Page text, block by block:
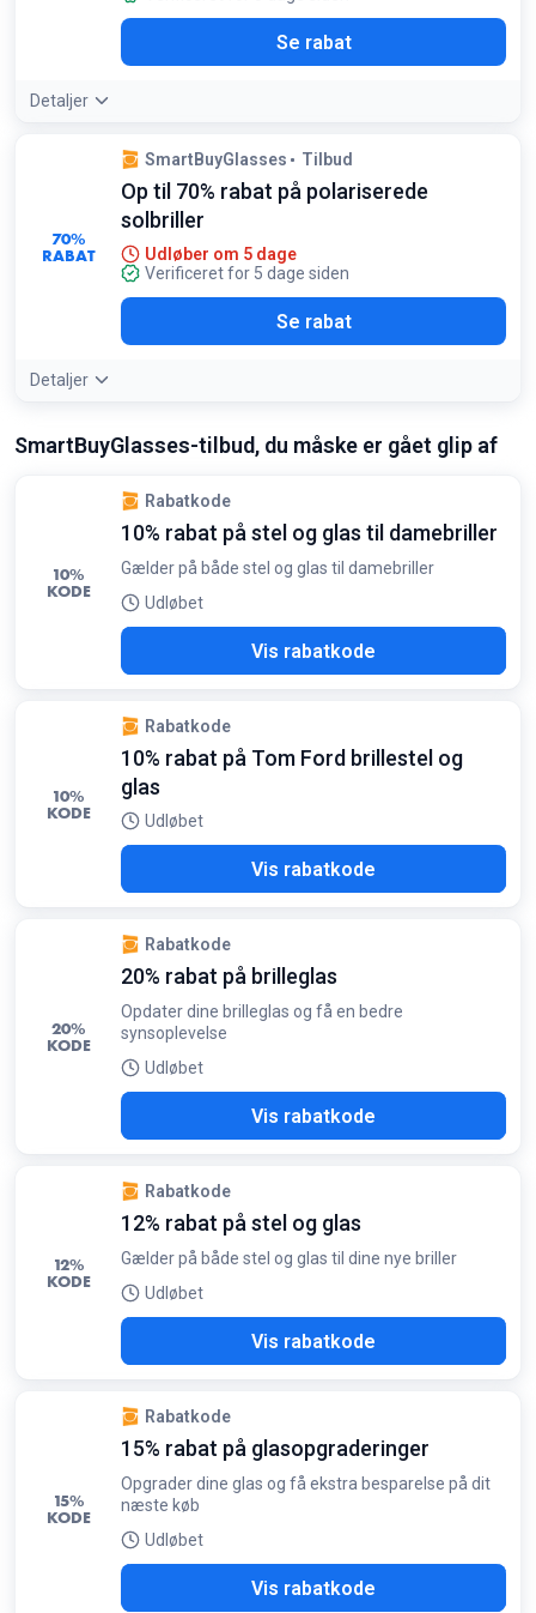
Se rabat
Detaljer
70%
RABAT
SmartBuyGlasses Tilbud
Op til 70% rabat på polariserede
solbriller
Udløber om 5 dage
Verificeret for 5 dage siden
Se rabat
Detaljer
SmartBuyGlasses-tilbud, du måske er gået glip af
10%
KODE
Rabatkode
10% rabat på stel og glas til damebriller
Gælder på både stel og glas til damebriller
Udløbet
Vis rabatkode
10%
KODE
Rabatkode
10% rabat på Tom Ford brillestel og
glas
Udløbet
Vis rabatkode
20%
KODE
Rabatkode
20% rabat på brilleglas
Opdater dine brilleglas og få en bedre
synsoplevelse
Udløbet
Vis rabatkode
12%
KODE
Rabatkode
12% rabat på stel og glas
Gælder på både stel og glas til dine nye briller
Udløbet
Vis rabatkode
15%
KODE
Rabatkode
15% rabat på glasopgraderinger
Opgrader dine glas og få ekstra besparelse på dit
næste køb
Udløbet
Vis rabatkode